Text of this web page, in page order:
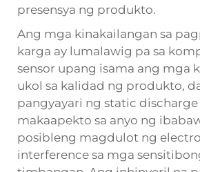
presensya ng produkto.
Ang mga kinakailangan sa
karga ay lumalawig pa sa
sensor upang isama ang mga
ukol sa kalidad ng produkto,
pangyayari ng static
makaapekto sa anyo ng
posibleng magdulot ng
interference sa mga